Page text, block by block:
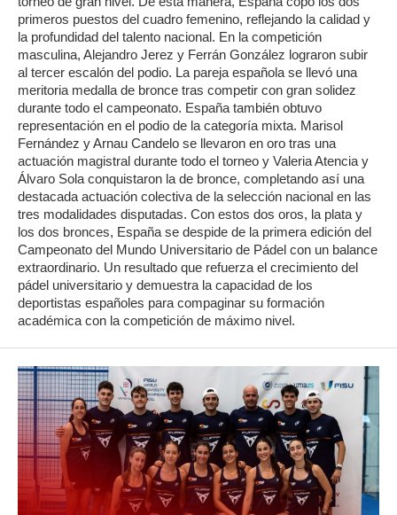
primeros puestos del cuadro femenino, reflejando la calidad y
la profundidad del talento nacional. En la competición
masculina, Alejandro Jerez y Ferrán González lograron subir
al tercer escalón del podio. La pareja española se llevó una
meritoria medalla de bronce tras competir con gran solidez
durante todo el campeonato. España también obtuvo
representación en el podio de la categoría mixta. Marisol
Fernández y Arnau Candelo se llevaron en oro tras una
actuación magistral durante todo el torneo y Valeria Atencia y
Álvaro Sola conquistaron la de bronce, completando así una
destacada actuación colectiva de la selección nacional en las
tres modalidades disputadas. Con estos dos oros, la plata y
los dos bronces, España se despide de la primera edición del
Campeonato del Mundo Universitario de Pádel con un balance
extraordinario. Un resultado que refuerza el crecimiento del
pádel universitario y demuestra la capacidad de los
deportistas españoles para compaginar su formación
académica con la competición de máximo nivel.